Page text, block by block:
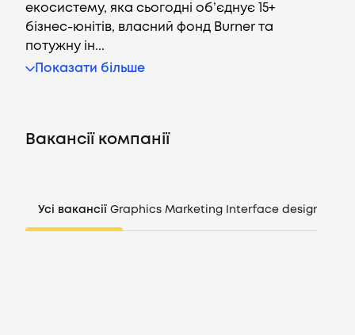
Увійти
екосистему, яка сьогодні об’єднує 15+
бізнес-юнітів, власний фонд Burner та
потужну ін...
Показати більше
Вакансії компанії
Усі вакансії Graphics Marketing Interface design